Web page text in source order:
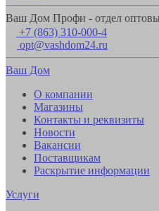
Ваш Дом Профи - отдел
+7 (863) 310-000-4
opt@vashdom24.ru
Ваш Дом
О компании
Магазины
Контакты и реквизиты
Новости
Вакансии
Поставщикам
Раскрытие информации
Услуги